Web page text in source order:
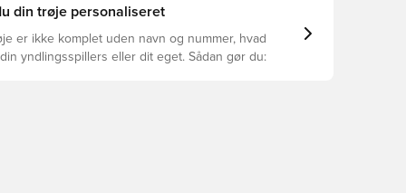
din trøje personaliseret
er ikke komplet uden navn og nummer, hvad
yndlingsspillers eller dit eget. Sådan gør du: